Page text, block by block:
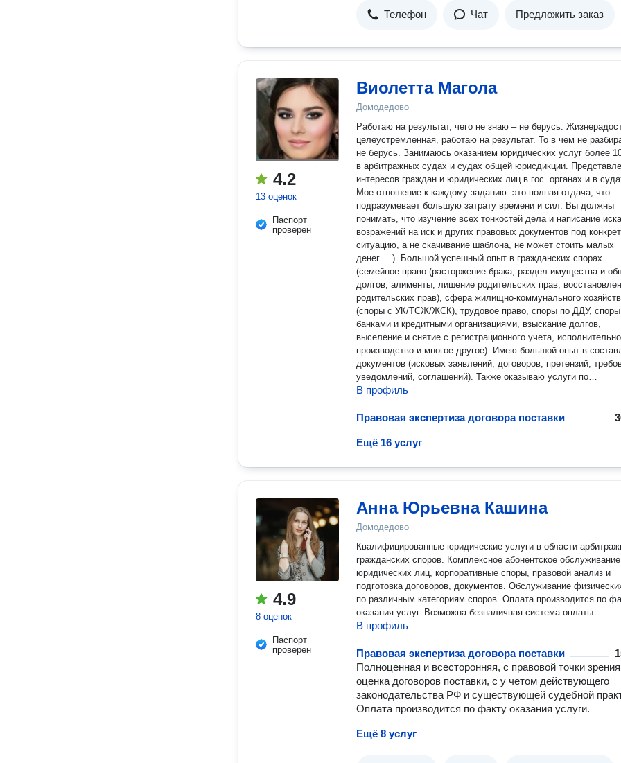
Телефон Чат Предложить заказ
4.2
13 оценок
Паспорт
проверен
Виолетта Магола
Домодедово
Работаю на результат, чего не знаю – не берусь. Жизнерадостная,
целеустремленная, работаю на результат. То в чем не
не берусь. Занимаюсь оказанием юридических услуг более 10 лет
в арбитражных судах и судах общей юрисдикции. Представление
интересов граждан и юридических лиц в гос. органах и в
Мое отношение к каждому заданию- это полная отдача, что
подразумевает большую затрату времени и сил. Вы должны
понимать, что изучение всех тонкостей дела и написание
возражений на иск и других правовых документов под
ситуацию, а не скачивание шаблона, не может стоить малых
денег.....). Большой успешный опыт в гражданских спорах
(семейное право (расторжение брака, раздел имущества и
долгов, алименты, лишение родительских прав,
родительских прав), сфера жилищно-коммунального
(споры с УК/ТСЖ/ЖСК), трудовое право, споры по ДДУ, споры
банками и кредитными организациями, взыскание долгов,
выселение и снятие с регистрационного учета,
производство и многое другое). Имею большой опыт в составлении
документов (исковых заявлений, договоров, претензий,
уведомлений, соглашений). Также оказываю услуги по
абонентскому обслуживанию юридических лиц и
предпринимательства и права. Стоимость услуг и сроки
как по телефону/письменно, так и можем лично встретиться,
того, консультирую я по телефону или лично, а возможно вам
В профиль
Правовая экспертиза договора поставки
Ещё 16 услуг
4.9
8 оценок
Паспорт
проверен
Анна Юрьевна Кашина
Домодедово
Квалифицированные юридические услуги в области
гражданских споров. Комплексное абонентское обслуживание
юридических лиц, корпоративные споры, правовой анализ и
подготовка договоров, документов. Обслуживание
по различным категориям споров. Оплата производится по факту
оказания услуг. Возможна безналичная система оплаты.
В профиль
Правовая экспертиза договора поставки
Полноценная и всесторонняя, с правовой точки
оценка договоров поставки, с у четом действующего
законодательства РФ и существующей судебной
Оплата производится по факту оказания услуги.
Ещё 8 услуг